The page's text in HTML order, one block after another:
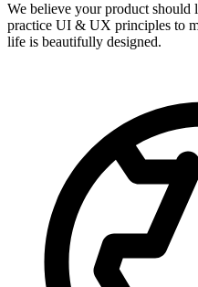
We believe your product
practice UI & UX principles to
life is beautifully designed.